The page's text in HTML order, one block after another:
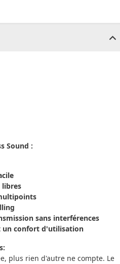
Sound :
libres
sans interférences
un confort d'utilisation
plus rien d'autre ne compte. Le